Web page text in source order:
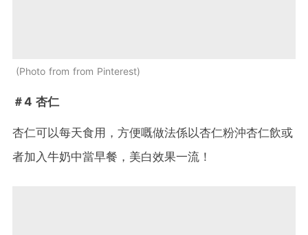
Photo from from Pinterest
＃4 杏仁
杏仁可以每天食用，方便嘅做法係以杏仁粉沖杏仁飲或
者加入牛奶中當早餐，美白效果一流！